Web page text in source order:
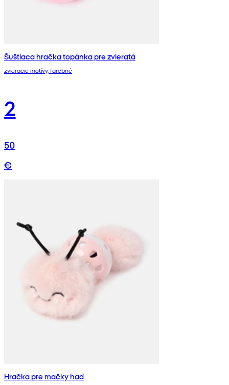
Šuštiaca hračka topánka pre zvieratá
zvieracie motívy, farebné
2
50
€
Hračka pre mačky had